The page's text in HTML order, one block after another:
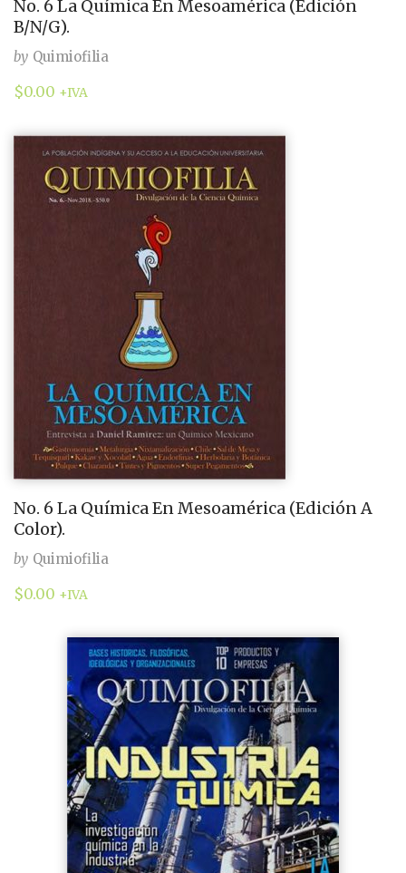
No. 6 La Química En Mesoamérica (Edición
B/N/G).
by Quimiofilia
$0.00 +IVA
No. 6 La Química En Mesoamérica (Edición A
Color).
by Quimiofilia
$0.00 +IVA